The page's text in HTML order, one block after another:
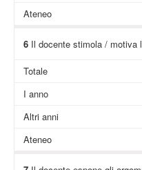
Ateneo
6Il docente stimola / motiva
Totale
I anno
Altri anni
Ateneo